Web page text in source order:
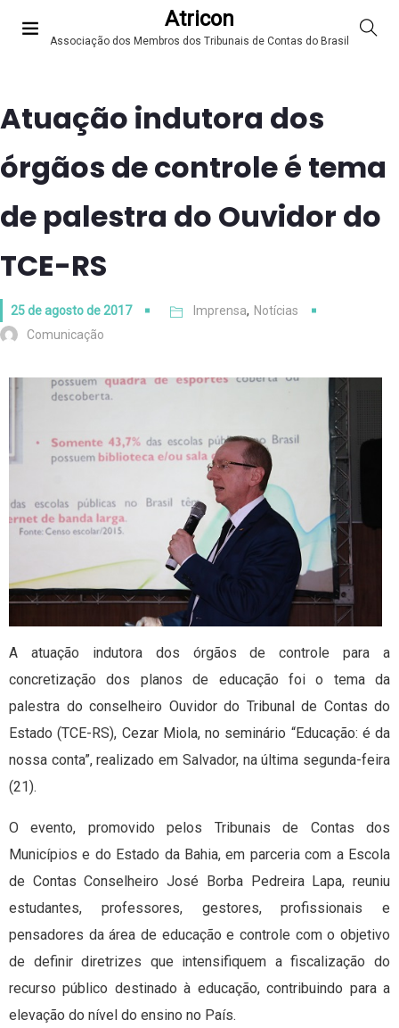
Atricon
Associação dos Membros dos Tribunais de Contas do Brasil
Atuação indutora dos
órgãos de controle é tema
de palestra do Ouvidor do
TCE-RS
25 de agosto de 2017 Imprensa, Notícias
Comunicação
A atuação indutora dos órgãos de controle para a
concretização dos planos de educação foi o tema da
palestra do conselheiro Ouvidor do Tribunal de Contas do
Estado (TCE-RS), Cezar Miola, no seminário “Educação: é da
nossa conta”, realizado em Salvador, na última segunda-feira
(21).
O evento, promovido pelos Tribunais de Contas dos
Municípios e do Estado da Bahia, em parceria com a Escola
de Contas Conselheiro José Borba Pedreira Lapa, reuniu
estudantes, professores, gestores, profissionais e
pensadores da área de educação e controle com o objetivo
de definir diretrizes que intensifiquem a fiscalização do
recurso público destinado à educação, contribuindo para a
elevação do nível do ensino no País.